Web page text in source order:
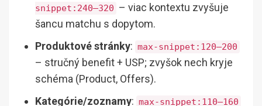
snippet:240–320 – viac kontextu zvyšuje
šancu matchu s dopytom.
Produktové stránky: max-snippet:120–200
– stručný benefit + USP; zvyšok nech kryje
schéma (Product, Offers).
Kategórie/zoznamy: max-snippet:110–160